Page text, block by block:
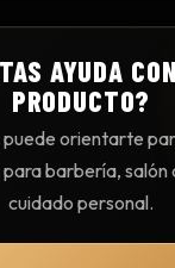
AYUDA
PRODUCTO?
puede orientarte
barbería, salón
cuidado personal.